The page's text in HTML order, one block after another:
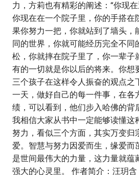
力，方莉也有精彩的阐述：“你现
你现在在一个院子里，你的手搭在
果你努力一把，你就站到了墙头，
同的世界，你就可能经历完全不同
松，你就摔在院子里了，你一辈子
有的一切就是你以后的将来。你想
三个孩子在这样令人振奋的观点之
一天，做好自己的每一件事，在各
绩，可以看到，他们步入哈佛的背
我相信大家从书中一定能够读懂这
努力，看似三个方面，其实万变
爱。智慧与努力因爱而生，缘爱而
是世间最伟大的力量，这力量就蕴
强大的心灵里。 作者简介：汪玥